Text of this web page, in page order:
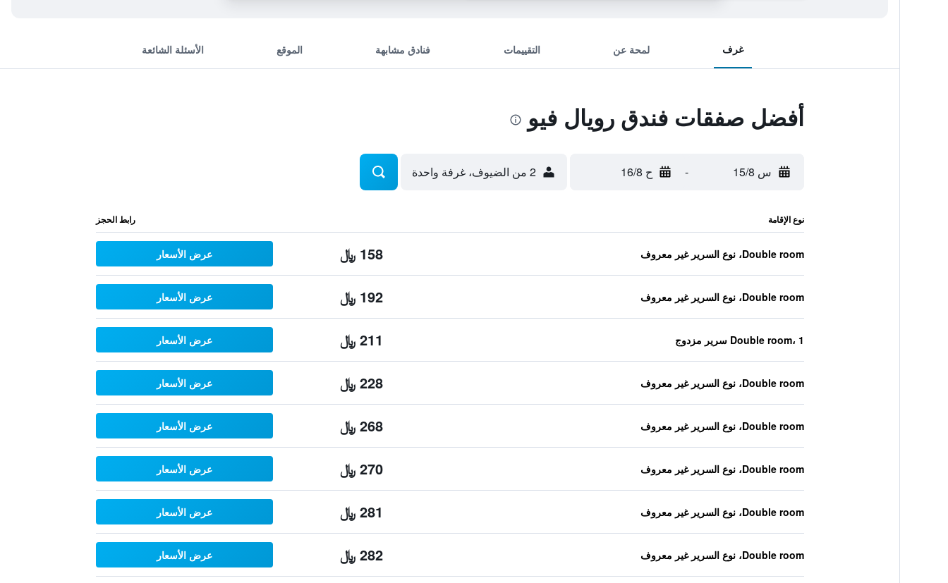
غرف لمحة عن التقييمات فنادق مشابهة الموقع الأسئلة الشائعة
أفضل صفقات فندق رويال فيو
س 15/8 - ح 16/8 2 من الضيوف، غرفة واحدة
نوع الإقامة رابط الحجز
Double room، نوع السرير غير معروف 158 ﷼ عرض الأسعار
Double room، نوع السرير غير معروف 192 ﷼ عرض الأسعار
Double room، 1 سرير مزدوج 211 ﷼ عرض الأسعار
Double room، نوع السرير غير معروف 228 ﷼ عرض الأسعار
Double room، نوع السرير غير معروف 268 ﷼ عرض الأسعار
Double room، نوع السرير غير معروف 270 ﷼ عرض الأسعار
Double room، نوع السرير غير معروف 281 ﷼ عرض الأسعار
Double room، نوع السرير غير معروف 282 ﷼ عرض الأسعار